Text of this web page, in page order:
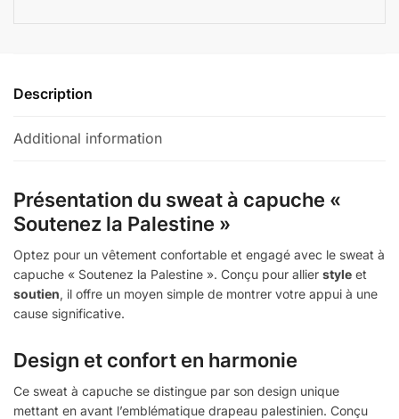
Description
Additional information
Présentation du sweat à capuche «
Soutenez la Palestine »
Optez pour un vêtement confortable et engagé avec le sweat à
capuche « Soutenez la Palestine ». Conçu pour allier style et
soutien, il offre un moyen simple de montrer votre appui à une
cause significative.
Design et confort en harmonie
Ce sweat à capuche se distingue par son design unique
mettant en avant l’emblématique drapeau palestinien. Conçu